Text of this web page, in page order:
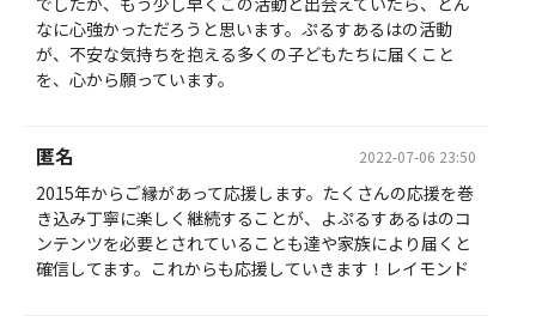
なに心強かっただろうと思います。ぷるすあるはの活動
が、不安な気持ちを抱える多くの子どもたちに届くこと
を、心から願っています。
匿名 2022-07-06 23:50
2015年からご縁があって応援します。たくさんの応援を巻
き込み丁寧に楽しく継続することが、よぷるすあるはのコ
ンテンツを必要とされていることも達や家族により届くと
確信してます。これからも応援していきます！レイモンド